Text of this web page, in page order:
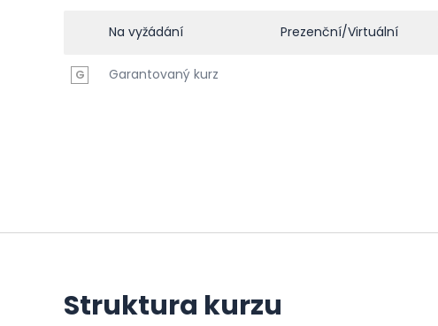
Na vyžádání Prezenční/Virtuální
G Garantovaný kurz
Struktura kurzu